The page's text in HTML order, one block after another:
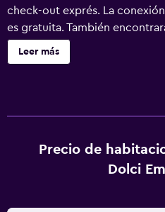
check-out exprés. La
es gratuita. También
peluquería y cajero o servicios
único servicio de limpieza
Los huéspedes pueden
nuestro acceso a Internet
Leer más
Precio de
Dolci